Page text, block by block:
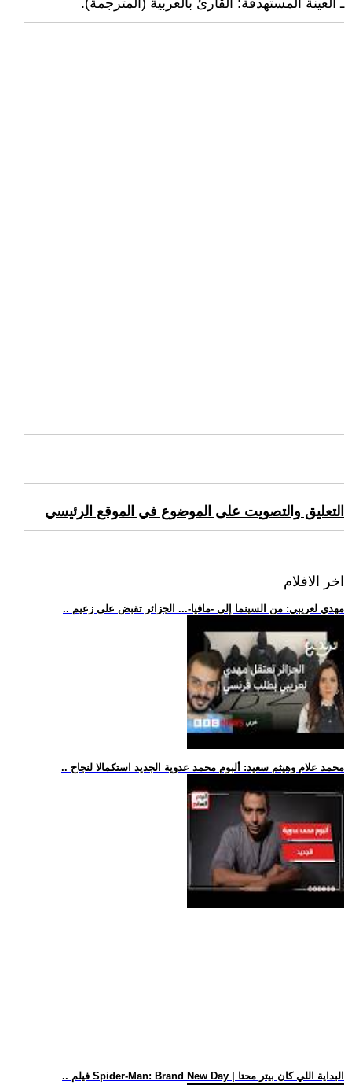
ـ العينة المستهدفة: القارئ بالعربية (المترجمة).
التعليق والتصويت على الموضوع في الموقع الرئيسي
اخر الافلام
.. مهدي لعريبي: من السينما إلى -مافيا-... الجزائر تقبض على زعيم
.. محمد علام وهيثم سعيد: ألبوم محمد عدوية الجديد استكمالا لنجاح
.. فيلم Spider-Man: Brand New Day | البداية اللي كان بيتر محتا